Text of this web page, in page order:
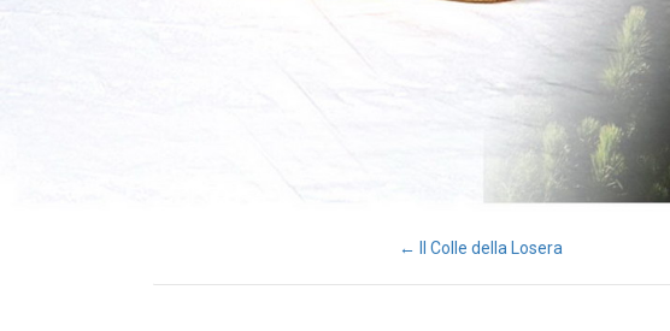
← Il Colle della Losera